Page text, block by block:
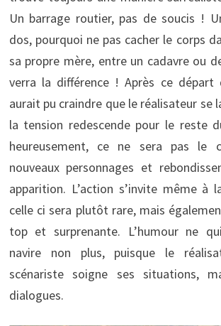
Un barrage routier, pas de soucis !
dos, pourquoi ne pas cacher le corps
sa propre mère, entre un cadavre ou
verra la différence ! Après ce départ
aurait pu craindre que le réalisateur se
la tension redescende pour le reste
heureusement, ce ne sera pas le
nouveaux personnages et
apparition. L’action s’invite même à
celle ci sera plutôt rare, mais
top et surprenante. L’humour ne
navire non plus, puisque le
scénariste soigne ses situations,
dialogues.